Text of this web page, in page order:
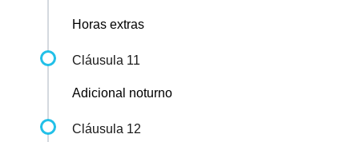
Horas extras
Cláusula 11
Adicional noturno
Cláusula 12